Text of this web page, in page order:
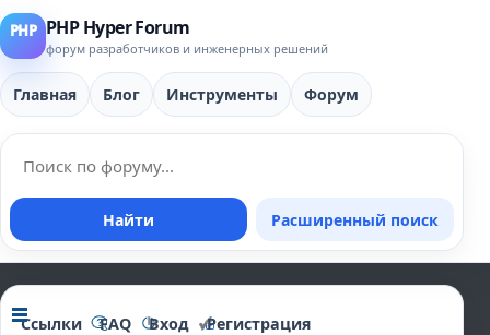
PHP Hyper Forum
форум разработчиков и инженерных решений
Главная Блог Инструменты Форум
Найти Расширенный поиск
Ссылки FAQ Вход
Регистрация